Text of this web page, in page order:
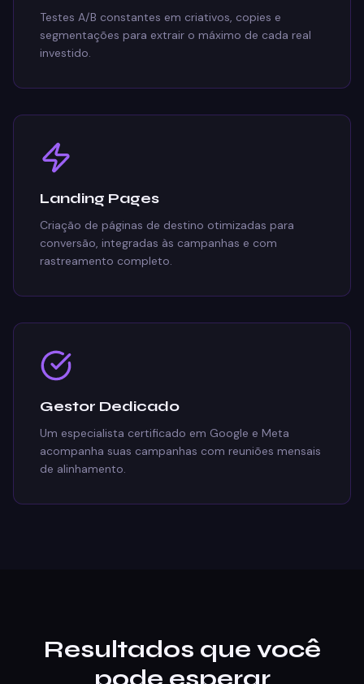
Testes A/B constantes em criativos, copies e
segmentações para extrair o máximo de cada real
investido.
Landing Pages
Criação de páginas de destino otimizadas para
conversão, integradas às campanhas e com
rastreamento completo.
Gestor Dedicado
Um especialista certificado em Google e Meta
acompanha suas campanhas com reuniões mensais
de alinhamento.
Resultados que você